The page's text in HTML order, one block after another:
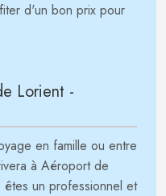
d'un bon prix pour
Lorient -
en famille ou entre
à Aéroport de
un professionnel et